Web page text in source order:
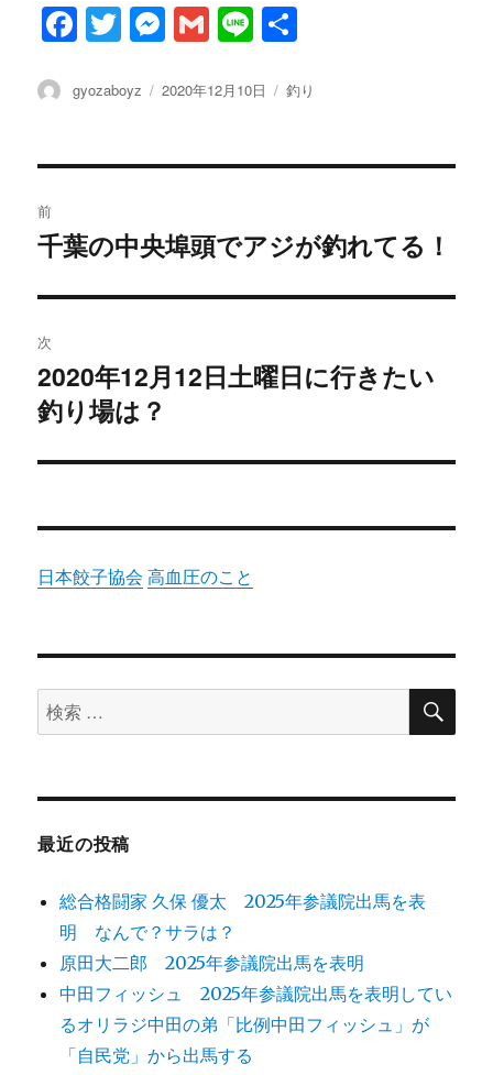
F
c
b
o
k
T
it
r
M
se
g
G
ai
Li
e
投
gyozaboyz
投
2020年12月10日
カ
釣り
稿
ビ
ゲ
ー
シ
ン
前
過
の
投
稿:
千葉の中央埠頭でアジが釣れてる！
次
次
の
稿:
2020年12月12日土曜日に行きたい
釣り場は？
日本餃子協会 高血圧のこと
検
索
象:
検
最近の投稿
総合格闘家 久保 優太 2025年参議院出馬を表
明 なんで？サラは？
原田大二郎 2025年参議院出馬を表明
中田フィッシュ 2025年参議院出馬を表明してい
るオリラジ中田の弟「比例中田フィッシュ」が
「自民党」から出馬する